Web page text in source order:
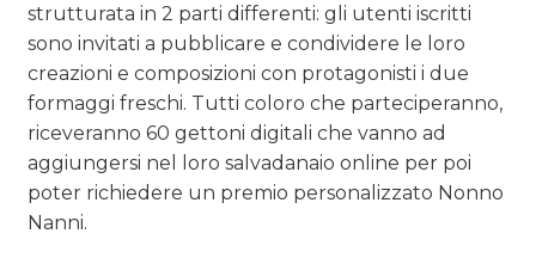
strutturata in 2 parti differenti: gli utenti iscritti
sono invitati a pubblicare e condividere le loro
creazioni e composizioni con protagonisti i due
formaggi freschi. Tutti coloro che parteciperanno,
riceveranno 60 gettoni digitali che vanno ad
aggiungersi nel loro salvadanaio online per poi
poter richiedere un premio personalizzato Nonno
Nanni.